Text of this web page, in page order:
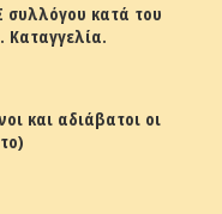
κατά του
Καταγγελία.
και αδιάβατοι οι